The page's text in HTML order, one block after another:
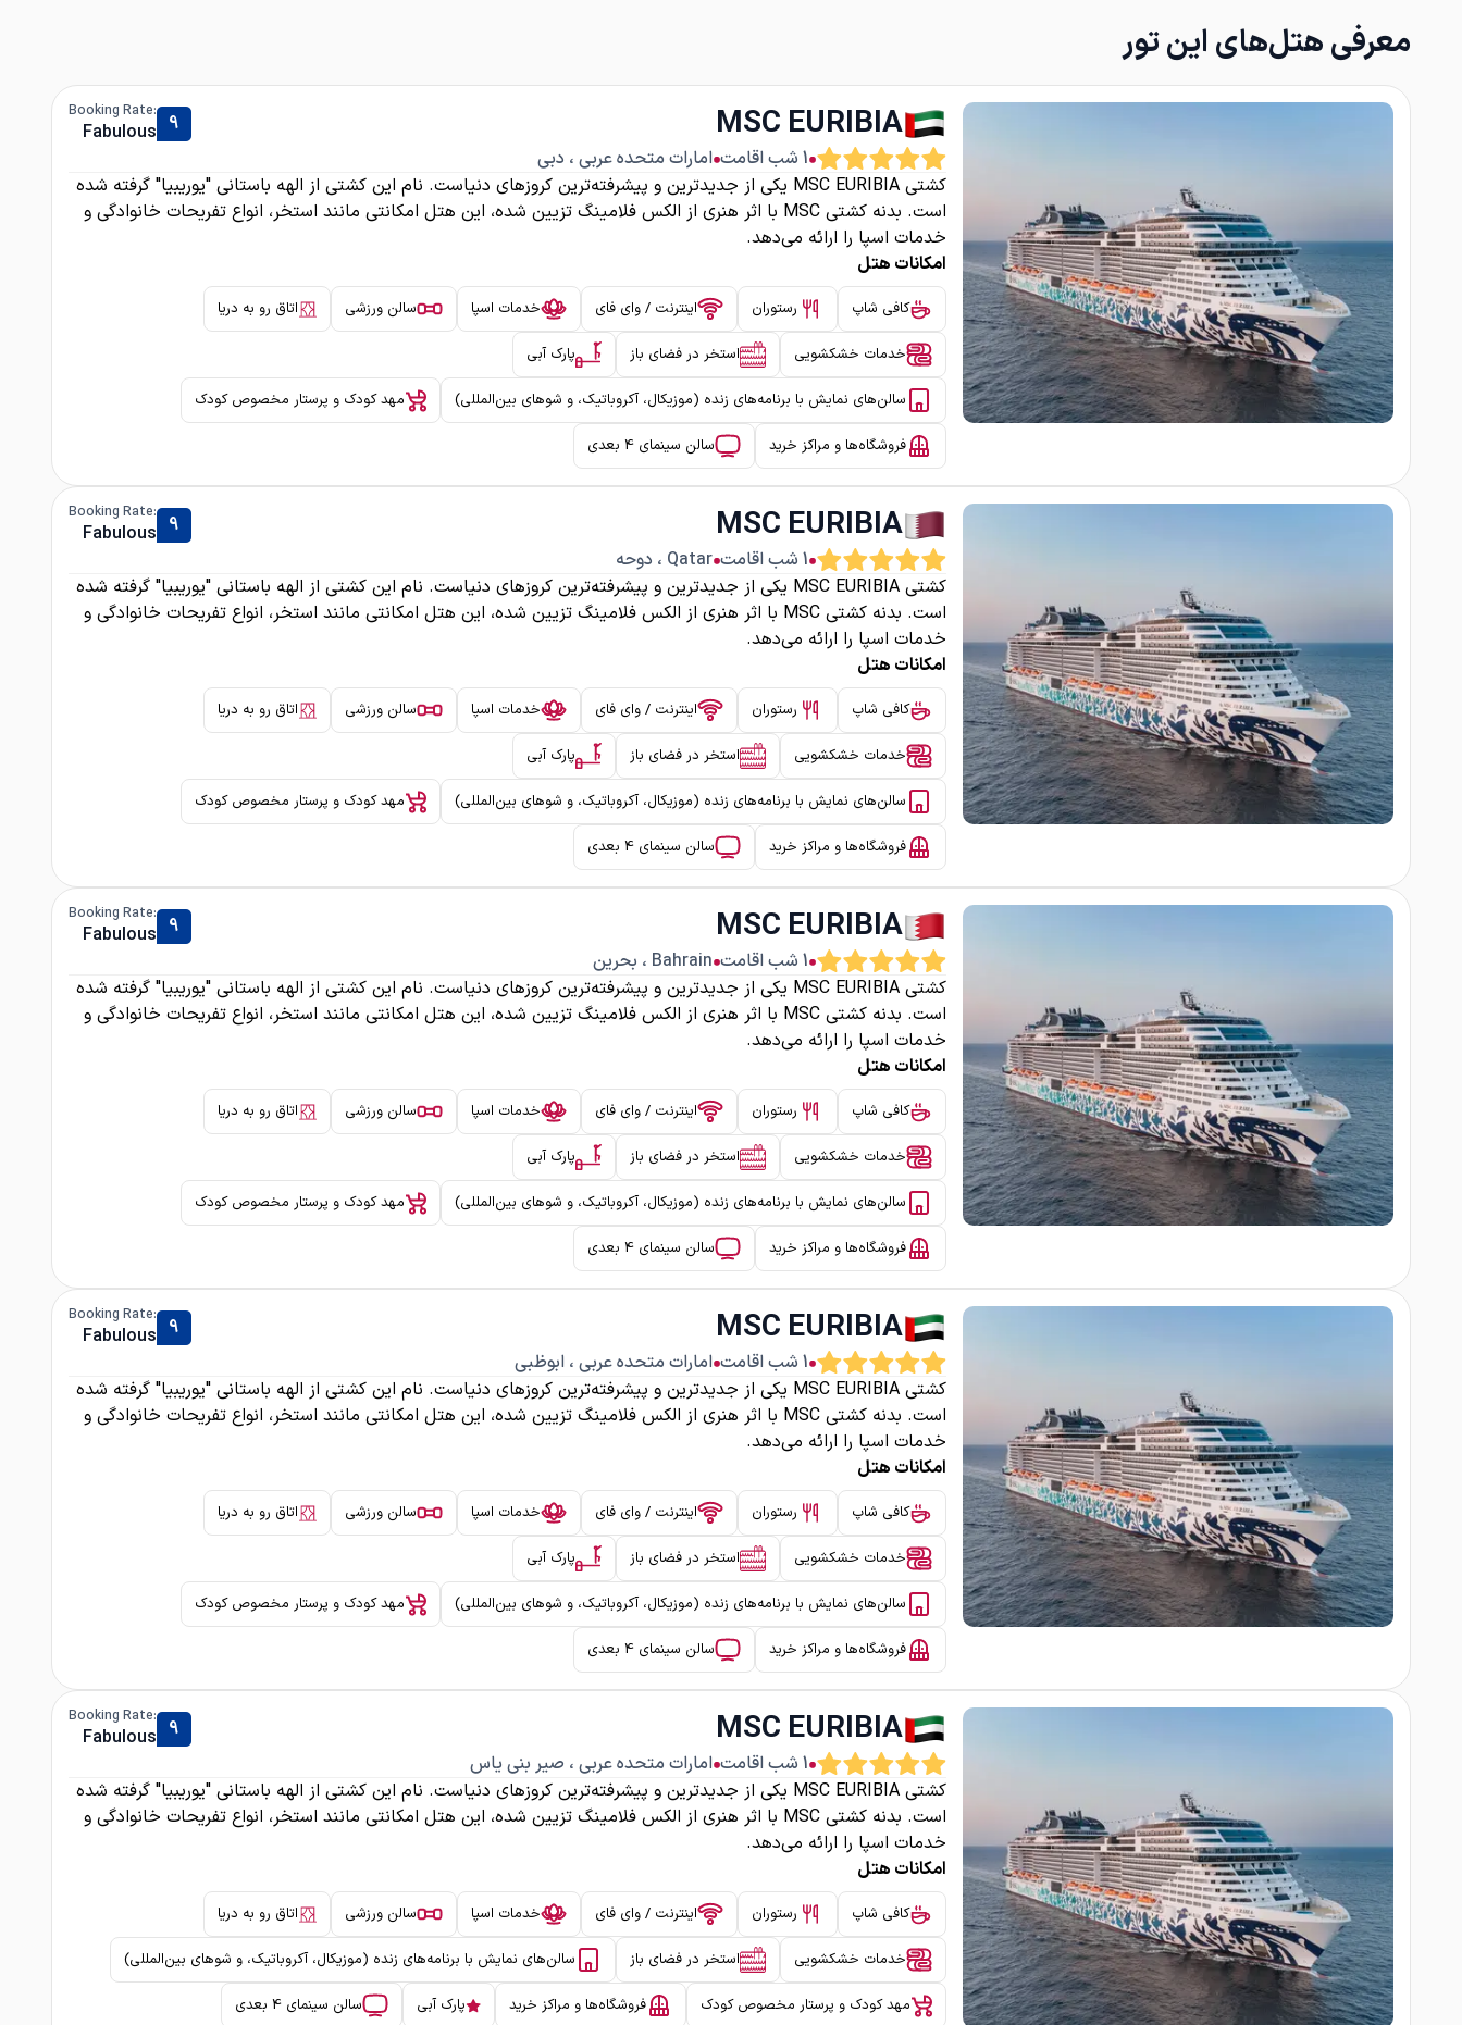
معرفی هتل‌های این تور
MSC EURIBIA
1 شب اقامت امارات متحده عربی ، دبی
9
:Booking Rate
Fabulous
کشتی MSC EURIBIA یکی از جدیدترین و پیشرفته‌ترین کروزهای دنیاست. نام این کشتی از الهه باستانی "یوریبیا" گرفته شده
است. بدنه کشتی MSC با اثر هنری از الکس فلامینگ تزیین شده، این هتل امکانتی مانند استخر، انواع تفریحات خانوادگی و
خدمات اسپا را ارائه می‌دهد.
امکانات هتل
کافی شاپ رستوران اینترنت / وای فای خدمات اسپا سالن ورزشی اتاق رو به دریا
خدمات خشکشویی استخر در فضای باز پارک آبی
سالن‌های نمایش با برنامه‌های زنده (موزیکال، آکروباتیک، و شوهای بین‌المللی) مهد کودک و پرستار مخصوص کودک
فروشگاه‌ها و مراکز خرید سالن سینمای 4 بعدی
MSC EURIBIA
1 شب اقامت Qatar ، دوحه
9
:Booking Rate
Fabulous
کشتی MSC EURIBIA یکی از جدیدترین و پیشرفته‌ترین کروزهای دنیاست. نام این کشتی از الهه باستانی "یوریبیا" گرفته شده
است. بدنه کشتی MSC با اثر هنری از الکس فلامینگ تزیین شده، این هتل امکانتی مانند استخر، انواع تفریحات خانوادگی و
خدمات اسپا را ارائه می‌دهد.
امکانات هتل
کافی شاپ رستوران اینترنت / وای فای خدمات اسپا سالن ورزشی اتاق رو به دریا
خدمات خشکشویی استخر در فضای باز پارک آبی
سالن‌های نمایش با برنامه‌های زنده (موزیکال، آکروباتیک، و شوهای بین‌المللی) مهد کودک و پرستار مخصوص کودک
فروشگاه‌ها و مراکز خرید سالن سینمای 4 بعدی
MSC EURIBIA
1 شب اقامت Bahrain ، بحرین
9
:Booking Rate
Fabulous
کشتی MSC EURIBIA یکی از جدیدترین و پیشرفته‌ترین کروزهای دنیاست. نام این کشتی از الهه باستانی "یوریبیا" گرفته شده
است. بدنه کشتی MSC با اثر هنری از الکس فلامینگ تزیین شده، این هتل امکانتی مانند استخر، انواع تفریحات خانوادگی و
خدمات اسپا را ارائه می‌دهد.
امکانات هتل
کافی شاپ رستوران اینترنت / وای فای خدمات اسپا سالن ورزشی اتاق رو به دریا
خدمات خشکشویی استخر در فضای باز پارک آبی
سالن‌های نمایش با برنامه‌های زنده (موزیکال، آکروباتیک، و شوهای بین‌المللی) مهد کودک و پرستار مخصوص کودک
فروشگاه‌ها و مراکز خرید سالن سینمای 4 بعدی
MSC EURIBIA
1 شب اقامت امارات متحده عربی ، ابوظبی
9
:Booking Rate
Fabulous
کشتی MSC EURIBIA یکی از جدیدترین و پیشرفته‌ترین کروزهای دنیاست. نام این کشتی از الهه باستانی "یوریبیا" گرفته شده
است. بدنه کشتی MSC با اثر هنری از الکس فلامینگ تزیین شده، این هتل امکانتی مانند استخر، انواع تفریحات خانوادگی و
خدمات اسپا را ارائه می‌دهد.
امکانات هتل
کافی شاپ رستوران اینترنت / وای فای خدمات اسپا سالن ورزشی اتاق رو به دریا
خدمات خشکشویی استخر در فضای باز پارک آبی
سالن‌های نمایش با برنامه‌های زنده (موزیکال، آکروباتیک، و شوهای بین‌المللی) مهد کودک و پرستار مخصوص کودک
فروشگاه‌ها و مراکز خرید سالن سینمای 4 بعدی
MSC EURIBIA
1 شب اقامت امارات متحده عربی ، صیر بنی یاس
9
:Booking Rate
Fabulous
کشتی MSC EURIBIA یکی از جدیدترین و پیشرفته‌ترین کروزهای دنیاست. نام این کشتی از الهه باستانی "یوریبیا" گرفته شده
است. بدنه کشتی MSC با اثر هنری از الکس فلامینگ تزیین شده، این هتل امکانتی مانند استخر، انواع تفریحات خانوادگی و
خدمات اسپا را ارائه می‌دهد.
امکانات هتل
کافی شاپ رستوران اینترنت / وای فای خدمات اسپا سالن ورزشی اتاق رو به دریا
خدمات خشکشویی استخر در فضای باز سالن‌های نمایش با برنامه‌های زنده (موزیکال، آکروباتیک، و شوهای بین‌المللی)
مهد کودک و پرستار مخصوص کودک فروشگاه‌ها و مراکز خرید پارک آبی سالن سینمای 4 بعدی